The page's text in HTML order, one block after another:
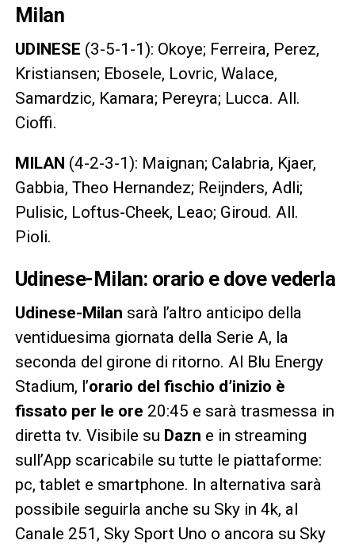
Milan
UDINESE (3-5-1-1): Okoye; Ferreira, Perez,
Kristiansen; Ebosele, Lovric, Walace,
Samardzic, Kamara; Pereyra; Lucca. All.
Cioffi.
MILAN (4-2-3-1): Maignan; Calabria, Kjaer,
Gabbia, Theo Hernandez; Reijnders, Adli;
Pulisic, Loftus-Cheek, Leao; Giroud. All.
Pioli.
Udinese-Milan: orario e dove vederla
Udinese-Milan sarà l’altro anticipo della
ventiduesima giornata della Serie A, la
seconda del girone di ritorno. Al Blu Energy
Stadium, l’orario del fischio d’inizio è
fissato per le ore 20:45 e sarà trasmessa in
diretta tv. Visibile su Dazn e in streaming
sull’App scaricabile su tutte le piattaforme:
pc, tablet e smartphone. In alternativa sarà
possibile seguirla anche su Sky in 4k, al
Canale 251, Sky Sport Uno o ancora su Sky